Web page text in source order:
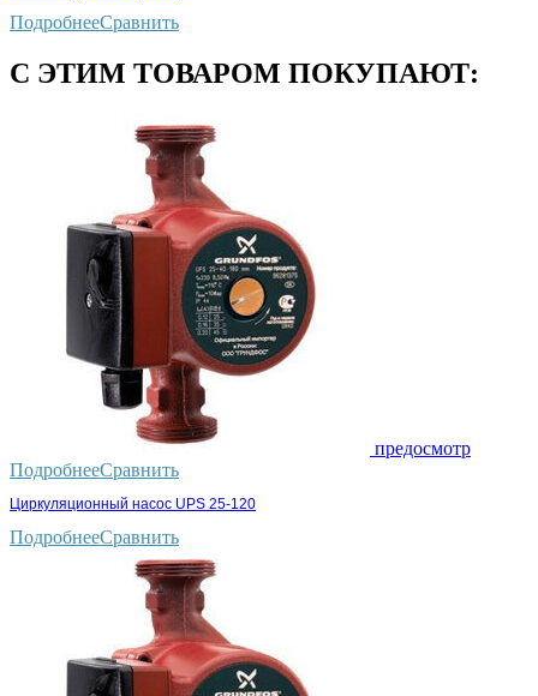
ПодробнееСравнить
С ЭТИМ ТОВАРОМ ПОКУПАЮТ:
предосмотр
ПодробнееСравнить
Циркуляционный насос UPS 25-120
ПодробнееСравнить